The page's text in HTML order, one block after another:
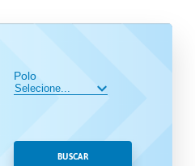
Polo
BUSCAR